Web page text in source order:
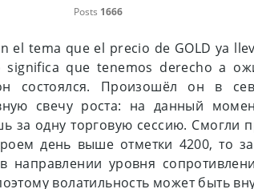
Posts 1666
el tema que el precio de GOLD ya
que tenemos derecho a
состоялся. Произошёл он в
свечу роста: на данный
за одну торговую сессию. Смогли
день выше отметки 4200, то
направлении уровня
волатильность может быть